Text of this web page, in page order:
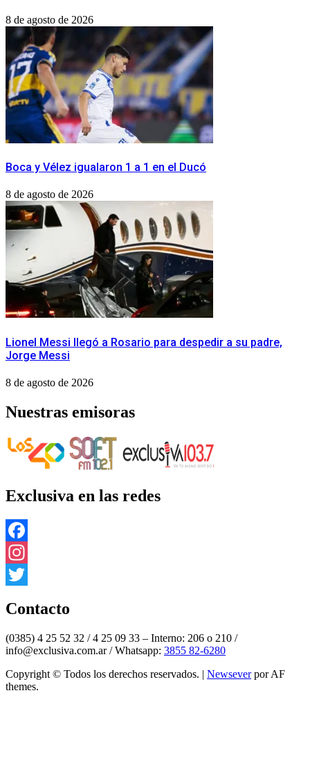
8 de agosto de 2026
Boca y Vélez igualaron 1 a 1 en el Ducó
8 de agosto de 2026
Lionel Messi llegó a Rosario para despedir a su padre,
Jorge Messi
8 de agosto de 2026
Nuestras emisoras
Exclusiva en las redes
Facebook
Instagram
Contacto
(0385) 4 25 52 32 / 4 25 09 33 – Interno: 206 o 210 /
info@exclusiva.com.ar / Whatsapp: 3855 82-6280
Copyright © Todos los derechos reservados. | Newseverpor AF
themes.